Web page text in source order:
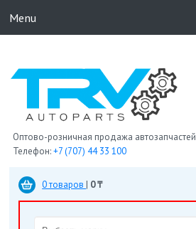
Menu
Оптово-розничная продажа автозапчастей
Телефон:+7 (707) 44 33 100
0 товаров | 0 ₸